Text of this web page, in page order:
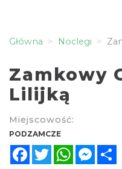
Główna Noclegi
Zamkowy
Lilijką
Miejscowość:
PODZAMCZE
FacebookTwitterWhatsApp